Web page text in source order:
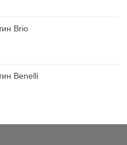
₽
Brio
₽
Benelli